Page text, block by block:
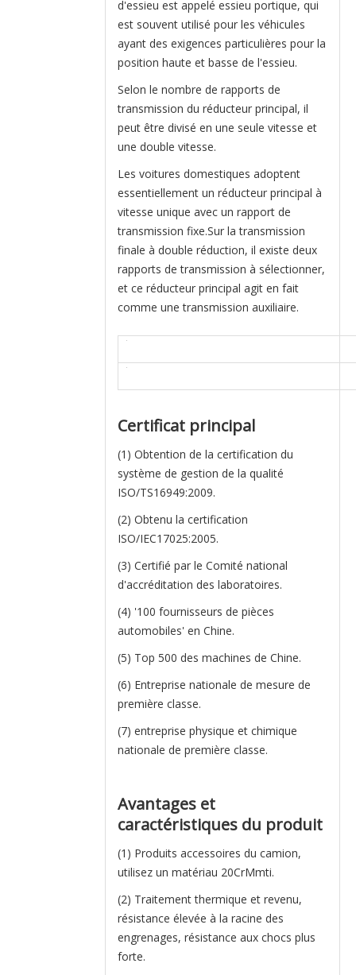
d'essieu est appelé essieu portique, qui
est souvent utilisé pour les véhicules
ayant des exigences particulières pour la
position haute et basse de l'essieu.
Selon le nombre de rapports de
transmission du réducteur principal, il
peut être divisé en une seule vitesse et
une double vitesse.
Les voitures domestiques adoptent
essentiellement un réducteur principal à
vitesse unique avec un rapport de
transmission fixe.Sur la transmission
finale à double réduction, il existe deux
rapports de transmission à sélectionner,
et ce réducteur principal agit en fait
comme une transmission auxiliaire.
Certificat principal
(1) Obtention de la certification du
système de gestion de la qualité
ISO/TS16949:2009.
(2) Obtenu la certification
ISO/IEC17025:2005.
(3) Certifié par le Comité national
d'accréditation des laboratoires.
(4) '100 fournisseurs de pièces
automobiles' en Chine.
(5) Top 500 des machines de Chine.
(6) Entreprise nationale de mesure de
première classe.
(7) entreprise physique et chimique
nationale de première classe.
Avantages et
caractéristiques du produit
(1) Produits accessoires du camion,
utilisez un matériau 20CrMmti.
(2) Traitement thermique et revenu,
résistance élevée à la racine des
engrenages, résistance aux chocs plus
forte.